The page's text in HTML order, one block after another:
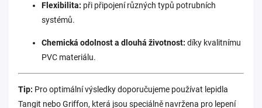
Flexibilita: při připojení různých typů potrubních
systémů.
Chemická odolnost a dlouhá životnost: díky kvalitnímu
PVC materiálu.
Tip: Pro optimální výsledky doporučujeme používat lepidla
Tangit nebo Griffon, která jsou speciálně navržena pro lepení